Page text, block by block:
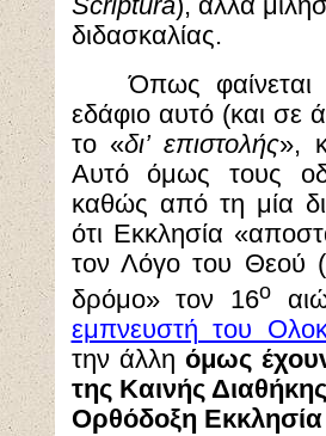
Scriptura), αλλά
διδασκαλίας.
Όπως
εδάφιο αυτό (και σε
το «δι’ επιστολής»,
Αυτό όμως τους
καθώς από τη μία
ότι Εκκλησία
τον Λόγο του Θεού
δρόμο» τον 16ο
εμπνευστή του
την άλλη όμως
της Καινής
Ορθόδοξη Εκκλησία